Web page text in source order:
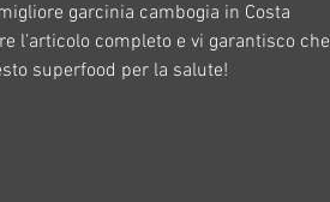
garcinia cambogia in Costa
l'articolo completo e vi garantisco che
superfood per la salute!